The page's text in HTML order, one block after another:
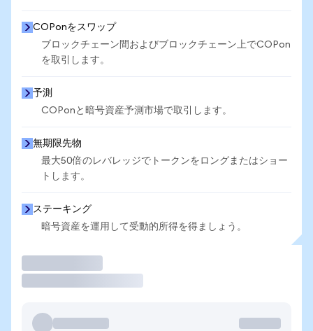
COPonをスワップ
ブロックチェーン間およびブロックチェーン上でCOPon
を取引します。
予測
COPonと暗号資産予測市場で取引します。
無期限先物
最大50倍のレバレッジでトークンをロングまたはショー
トします。
ステーキング
暗号資産を運用して受動的所得を得ましょう。